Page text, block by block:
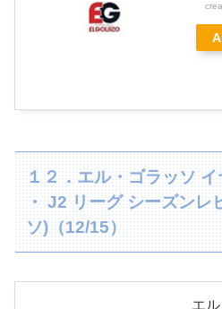
１２．エル・ゴラッソ
・ J2 リーグ シーズンレ
ソ)（12/15）
エ